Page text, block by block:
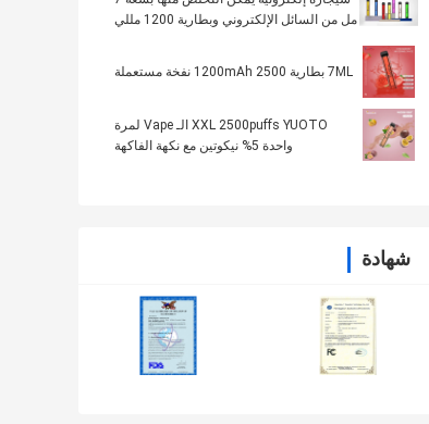
مل من السائل الإلكتروني وبطارية 1200 مللي
7ML بطارية 1200mAh 2500 نفخة مستعملة
XXL 2500puffs YUOTO الـ Vape لمرة
واحدة 5% نيكوتين مع نكهة الفاكهة
شهادة